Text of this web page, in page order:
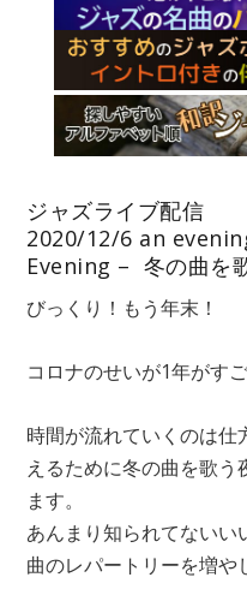
ジャズライブ配信
2020/12/6 an
Evening – 冬の曲を
びっくり！もう年末！
コロナのせいが1年がす
時間が流れていくのは仕
えるために冬の曲を歌
ます。
あんまり知られてないい
曲のレパートリーを増や